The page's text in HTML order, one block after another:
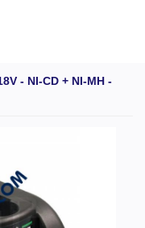
- NI-CD + NI-MH -